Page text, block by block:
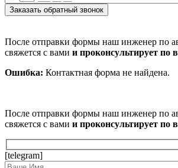
После отправки формы наш инженер по
свяжется с вами и проконсультирует по
Ошибка: Контактная форма не найдена.
После отправки формы наш инженер по
свяжется с вами и проконсультирует по
[telegram]